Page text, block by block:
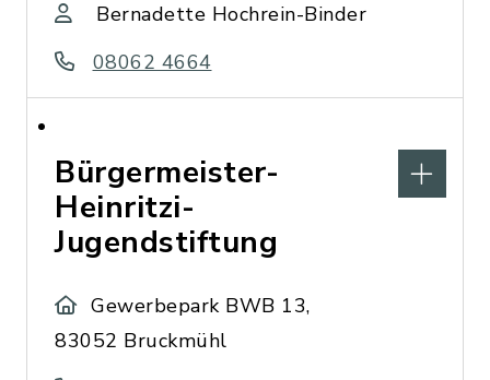
Bernadette Hochrein-Binder
08062 4664
Bürgermeister-
Heinritzi-
Jugendstiftung
Gewerbepark BWB 13,
83052 Bruckmühl